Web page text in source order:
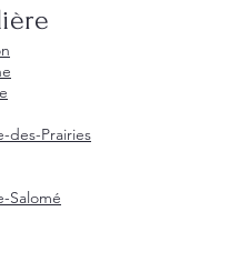
des-Prairies
Salomé